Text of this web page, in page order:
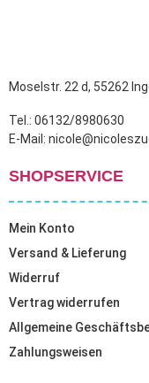
Moselstr. 22 d, 55262
Tel.: 06132/8980630
E-Mail:
SHOPSERVICE
Mein Konto
Versand & Lieferung
Widerruf
Vertrag widerrufen
Allgemeine
Zahlungsweisen